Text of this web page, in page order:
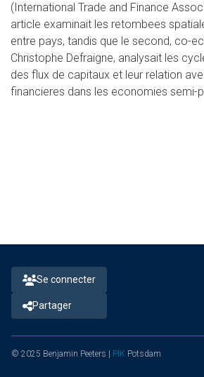
(International Trade and Finance
article examinait les retombees
entre pays, tandis que le second, co-
Christophe Defraigne, analysait les
des flux de capitaux et leur relation
financieres dans les economies semi-
Se connecter
Partager
© 2025 Benjamin Peeters | PIK Potsdam